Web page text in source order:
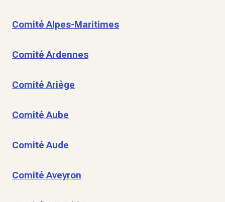
Comité Alpes-Maritimes
Comité Ardennes
Comité Ariège
Comité Aube
Comité Aude
Comité Aveyron